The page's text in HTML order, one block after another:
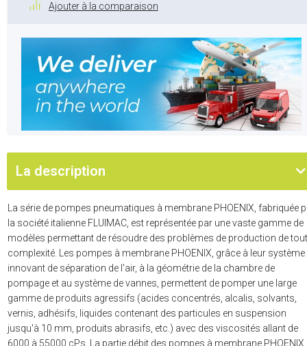
Ajouter à la comparaison
La description
La série de pompes pneumatiques à membrane PHOENIX, fabriquée
la société italienne FLUIMAC, est représentée par une vaste gamme de
modèles permettant de résoudre des problèmes de production de
complexité. Les pompes à membrane PHOENIX, grâce à leur système
innovant de séparation de l'air, à la géométrie de la chambre de
pompage et au système de vannes, permettent de pomper une large
gamme de produits agressifs (acides concentrés, alcalis, solvants,
vernis, adhésifs, liquides contenant des particules en suspension
jusqu'à 10 mm, produits abrasifs, etc.) avec des viscosités allant de
6000 à 55000 cPs. La partie débit des pompes à membrane PHOENIX